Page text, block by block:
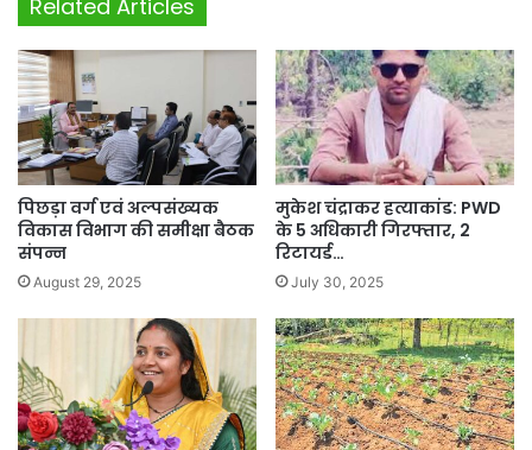
Related Articles
पिछड़ा वर्ग एवं अल्पसंख्यक
विकास विभाग की समीक्षा बैठक
संपन्न
August 29, 2025
मुकेश चंद्राकर हत्याकांड: PWD
के 5 अधिकारी गिरफ्तार, 2
रिटायर्ड…
July 30, 2025